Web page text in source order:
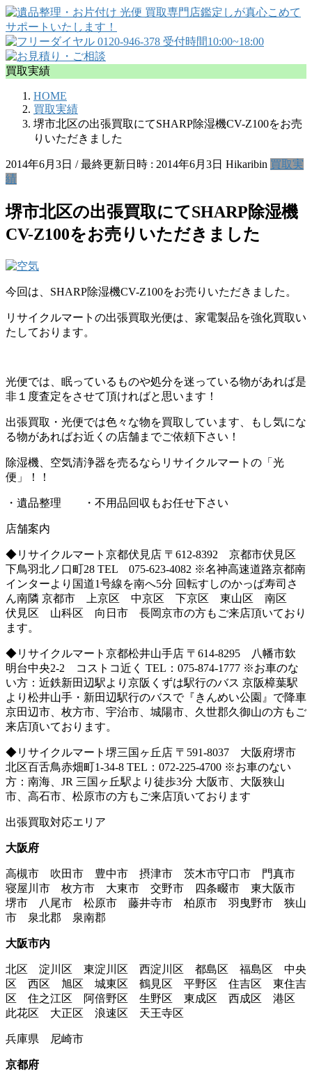
買取実績
HOME
買取実績
堺市北区の出張買取にてSHARP除湿機CV-Z100をお売
りいただきました
2014年6月3日 / 最終更新日時 : 2014年6月3日 Hikaribin 買取実
績
堺市北区の出張買取にてSHARP除湿機
CV-Z100をお売りいただきました
今回は、SHARP除湿機CV-Z100をお売りいただきました。
リサイクルマートの出張買取光便は、家電製品を強化買取い
たしております。
光便では、眠っているものや処分を迷っている物があれば是
非１度査定をさせて頂ければと思います！
出張買取・光便では色々な物を買取しています、もし気にな
る物があればお近くの店舗までご依頼下さい！
除湿機、空気清浄器を売るならリサイクルマートの「光
便」！！
・遺品整理 ・不用品回収もお任せ下さい
店舗案内
◆リサイクルマート京都伏見店 〒612-8392 京都市伏見区
下鳥羽北ノ口町28 TEL 075-623-4082 ※名神高速道路京都南
インターより国道1号線を南へ5分 回転すしのかっぱ寿司さ
ん南隣 京都市 上京区 中京区 下京区 東山区 南区
伏見区 山科区 向日市 長岡京市の方もご来店頂いており
ます。
◆リサイクルマート京都松井山手店 〒614-8295 八幡市欽
明台中央2-2 コストコ近く TEL：075-874-1777 ※お車のな
い方：近鉄新田辺駅より京阪くずは駅行のバス 京阪樟葉駅
より松井山手・新田辺駅行のバスで『きんめい公園』で降車
京田辺市、枚方市、宇治市、城陽市、久世郡久御山の方もご
来店頂いております。
◆リサイクルマート堺三国ヶ丘店 〒591-8037 大阪府堺市
北区百舌鳥赤畑町1-34-8 TEL：072-225-4700 ※お車のない
方：南海、JR 三国ヶ丘駅より徒歩3分 大阪市、大阪狭山
市、高石市、松原市の方もご来店頂いております
出張買取対応エリア
大阪府
高槻市 吹田市 豊中市 摂津市 茨木市守口市 門真市
寝屋川市 枚方市 大東市 交野市 四条畷市 東大阪市
堺市 八尾市 松原市 藤井寺市 柏原市 羽曳野市 狭山
市 泉北郡 泉南郡
大阪市内
北区 淀川区 東淀川区 西淀川区 都島区 福島区 中央
区 西区 旭区 城東区 鶴見区 平野区 住吉区 東住吉
区 住之江区 阿倍野区 生野区 東成区 西成区 港区
此花区 大正区 浪速区 天王寺区
兵庫県 尼崎市
京都府